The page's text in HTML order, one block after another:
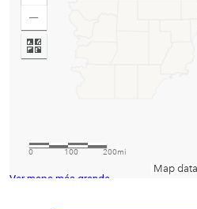
Ver mapa más grande